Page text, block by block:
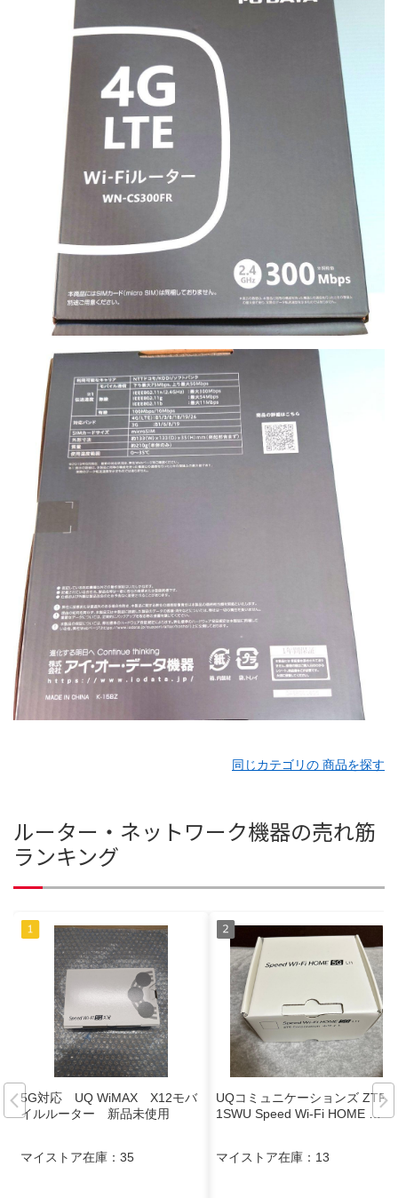
同じカテゴリの 商品を探す
ルーター・ネットワーク機器の売れ筋
ランキング
5G対応 UQ WiMAX X12モバ
イルルーター 新品未使用
マイストア在庫： 35
UQコミュニケーションズ ZTR0
1SWU Speed Wi-Fi HOME …
マイストア在庫： 13